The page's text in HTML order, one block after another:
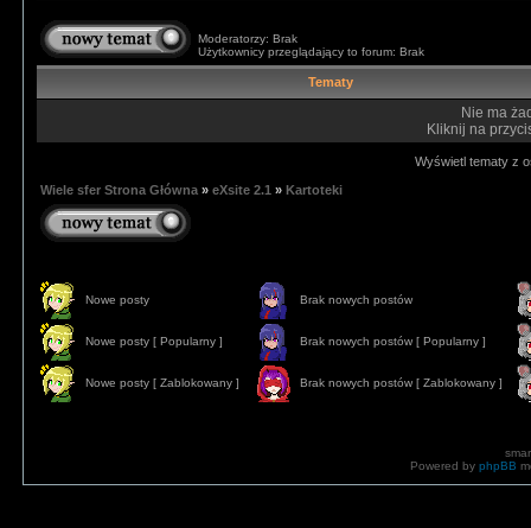
Moderatorzy: Brak
Użytkownicy przeglądający to forum: Brak
Tematy
Nie ma
Kliknij na
Wyświetl tematy z
Wiele sfer Strona Główna » eXsite 2.1 » Kartoteki
Nowe posty Brak nowych postów
Nowe posty [ Popularny ] Brak nowych postów [ Popularny ]
Nowe posty [ Zablokowany ] Brak nowych postów [ Zablokowany ]
Powered by phpBB